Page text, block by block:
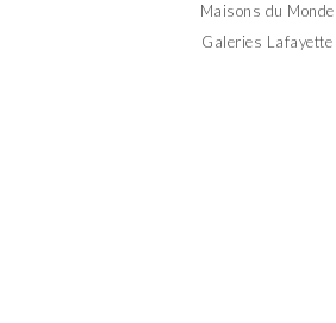
Maisons du Monde
Galeries Lafayette